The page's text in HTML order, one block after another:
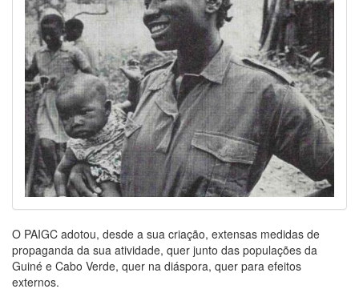
O PAIGC adotou, desde a sua criação, extensas medidas de
propaganda da sua atividade, quer junto das populações da
Guiné e Cabo Verde, quer na diáspora, quer para efeitos
externos.